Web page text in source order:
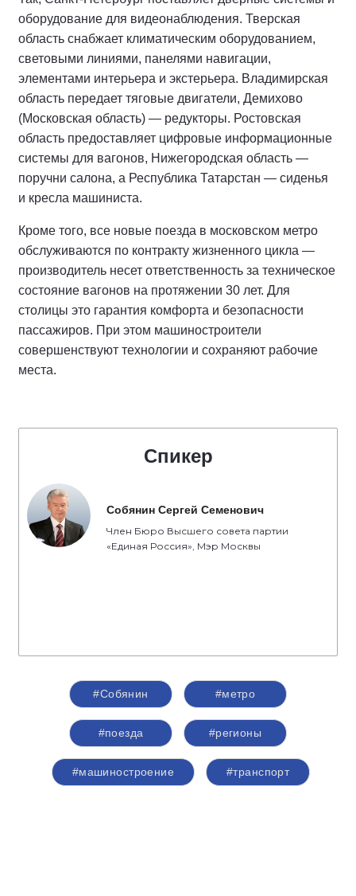
оборудование для видеонаблюдения. Тверская
область снабжает климатическим оборудованием,
световыми линиями, панелями навигации,
элементами интерьера и экстерьера. Владимирская
область передает тяговые двигатели, Демихово
(Московская область) — редукторы. Ростовская
область предоставляет цифровые информационные
системы для вагонов, Нижегородская область —
поручни салона, а Республика Татарстан — сиденья
и кресла машиниста.
Кроме того, все новые поезда в московском метро
обслуживаются по контракту жизненного цикла —
производитель несет ответственность за техническое
состояние вагонов на протяжении 30 лет. Для
столицы это гарантия комфорта и безопасности
пассажиров. При этом машиностроители
совершенствуют технологии и сохраняют рабочие
места.
Спикер
Собянин Сергей Семенович
Член Бюро Высшего совета партии
«Единая Россия», Мэр Москвы
#Собянин #метро
#поезда #регионы
#машиностроение #транспорт